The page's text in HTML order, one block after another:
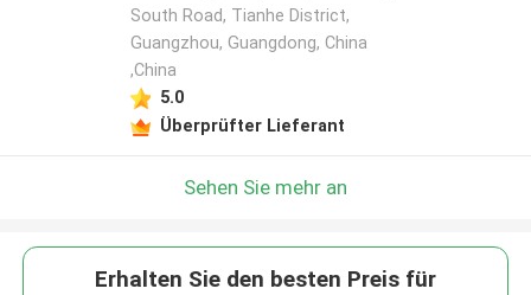
South Road, Tianhe District,
Guangzhou, Guangdong, China
,China
5.0
Überprüfter Lieferant
Sehen Sie mehr an
Erhalten Sie den besten Preis für